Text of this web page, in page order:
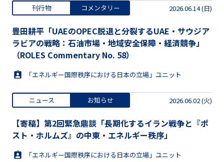
刊行物 コメンタリー 2026.06.14 (日)
豊田耕平「UAEのOPEC脱退と分裂するUAE・サウジア
ラビアの戦略：石油市場・地域安全保障・経済競争」
（ROLES Commentary No. 58）
「エネルギー国際秩序における日本の立場」ユニット
ニュース お知らせ 2026.06.02 (火)
【寄稿】第2回緊急鼎談「長期化するイラン戦争と『ポ
スト・ホルムズ』の中東・エネルギー秩序」
「エネルギー国際秩序における日本の立場」ユニット